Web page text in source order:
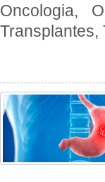
Oncologia,
Transplantes,